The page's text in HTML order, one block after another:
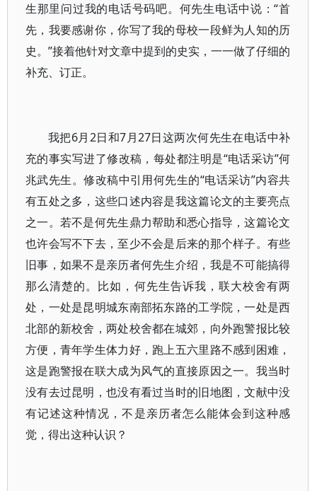
生那里问过我的电话号码吧。何先生电话中说：“首
先，我要感谢你，你写了我的母校一段鲜为人知的历
史。”接着他针对文章中提到的史实，一一做了仔细的
补充、订正。
我把6月2日和7月27日这两次何先生在电话中补
充的事实写进了修改稿，每处都注明是“电话采访”何
兆武先生。修改稿中引用何先生的“电话采访”内容共
有五处之多，这些口述内容是我这篇论文的主要亮点
之一。若不是何先生鼎力帮助和悉心指导，这篇论文
也许会写不下去，至少不会是后来的那个样子。有些
旧事，如果不是亲历者何先生介绍，我是不可能搞得
那么清楚的。比如，何先生告诉我，联大校舍有两
处，一处是昆明城东南部拓东路的工学院，一处是西
北部的新校舍，两处校舍都在城郊，向外跑警报比较
方便，青年学生体力好，跑上五六里路不感到困难，
这是跑警报在联大成为风气的直接原因之一。我当时
没有去过昆明，也没有看过当时的旧地图，文献中没
有记述这种情况，不是亲历者怎么能体会到这种感
觉，得出这种认识？